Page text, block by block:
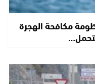
مكافحة الهجرة